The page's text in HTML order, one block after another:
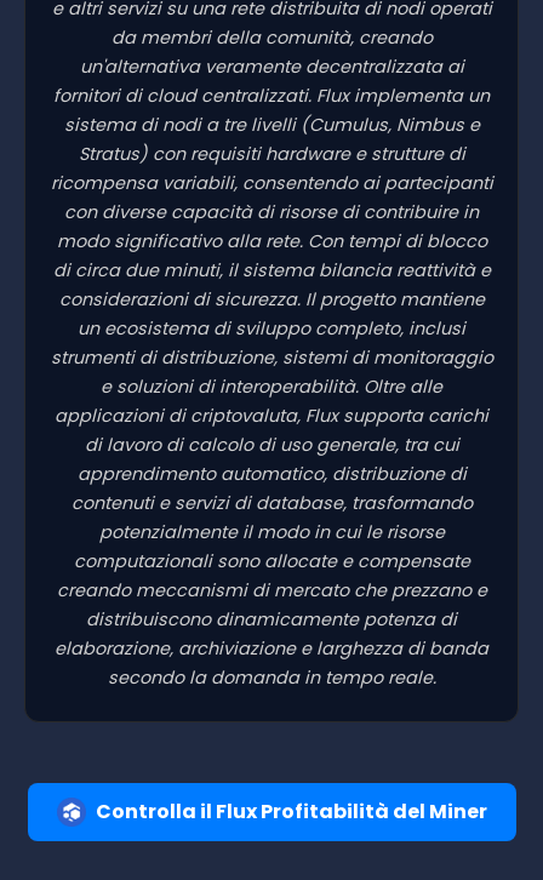
e altri servizi su una rete distribuita di nodi operati
da membri della comunità, creando
un'alternativa veramente decentralizzata ai
fornitori di cloud centralizzati. Flux implementa un
sistema di nodi a tre livelli (Cumulus, Nimbus e
Stratus) con requisiti hardware e strutture di
ricompensa variabili, consentendo ai partecipanti
con diverse capacità di risorse di contribuire in
modo significativo alla rete. Con tempi di blocco
di circa due minuti, il sistema bilancia reattività e
considerazioni di sicurezza. Il progetto mantiene
un ecosistema di sviluppo completo, inclusi
strumenti di distribuzione, sistemi di monitoraggio
e soluzioni di interoperabilità. Oltre alle
applicazioni di criptovaluta, Flux supporta carichi
di lavoro di calcolo di uso generale, tra cui
apprendimento automatico, distribuzione di
contenuti e servizi di database, trasformando
potenzialmente il modo in cui le risorse
computazionali sono allocate e compensate
creando meccanismi di mercato che prezzano e
distribuiscono dinamicamente potenza di
elaborazione, archiviazione e larghezza di banda
secondo la domanda in tempo reale.
Controlla il Flux Profitabilità del Miner